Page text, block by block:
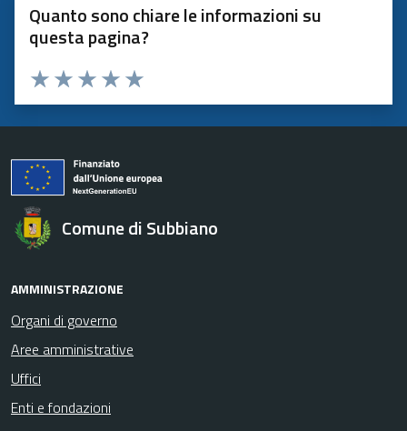
Quanto sono chiare le informazioni su
questa pagina?
Valuta 5 stelle su 5
Valuta 4 stelle su 5
Valuta 3 stelle su 5
Valuta 2 stelle su 5
Valuta 1 stelle su 5
Comune di Subbiano
AMMINISTRAZIONE
Organi di governo
Aree amministrative
Uffici
Enti e fondazioni